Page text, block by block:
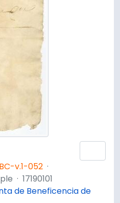
v.1-052 ·
· 17190101
de Beneficencia de